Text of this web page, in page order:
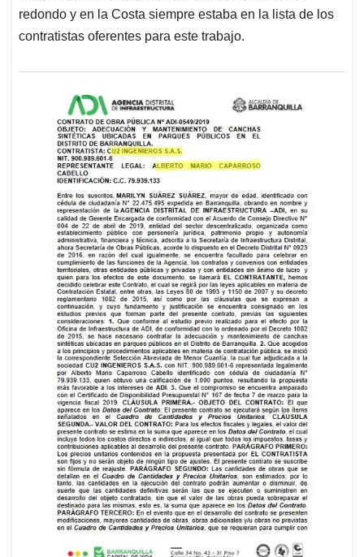
redondo y en la Costa siempre estaba en la lista de los
contratistas oferentes para este trabajo.